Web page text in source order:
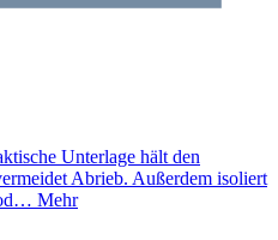
Unterlage hält den
Abrieb. Außerdem isoliert
Mehr